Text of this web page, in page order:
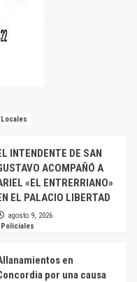
Locales
INTENDENTE DE SAN
ACOMPAÑÓ A
«EL ENTRERRIANO»
EL PALACIO LIBERTAD
agosto 9, 2026
Policiales
en
por una causa